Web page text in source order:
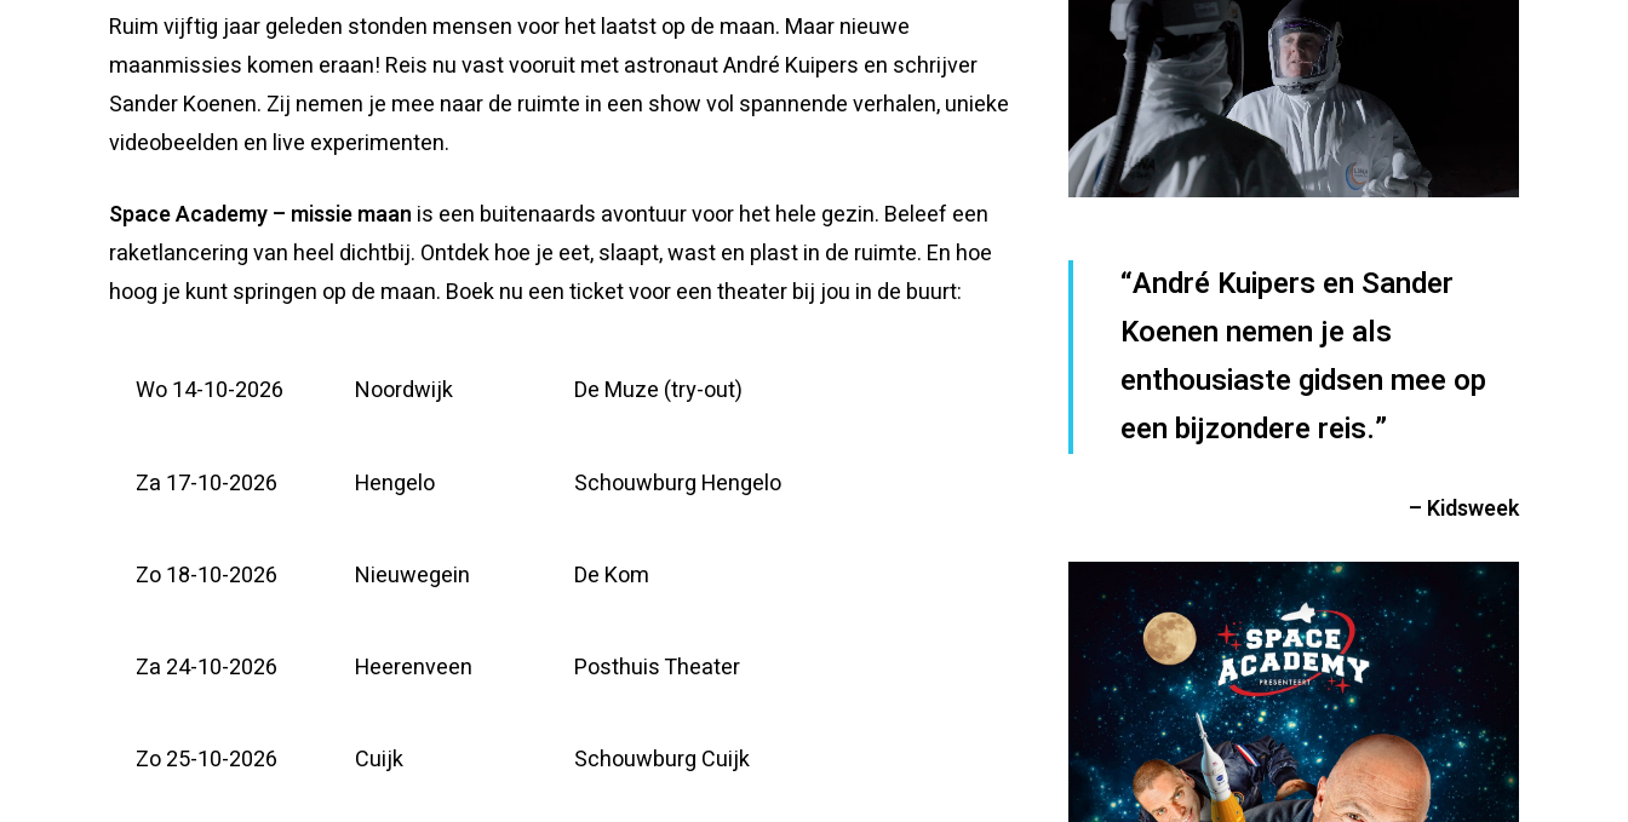
Ruim vijftig jaar geleden stonden mensen voor het laatst op de maan. Maar nieuwe
maanmissies komen eraan! Reis nu vast vooruit met astronaut André Kuipers en schrijver
Sander Koenen. Zij nemen je mee naar de ruimte in een show vol spannende verhalen, unieke
videobeelden en live experimenten.
Space Academy – missie maan is een buitenaards avontuur voor het hele gezin. Beleef een
raketlancering van heel dichtbij. Ontdek hoe je eet, slaapt, wast en plast in de ruimte. En hoe
hoog je kunt springen op de maan. Boek nu een ticket voor een theater bij jou in de buurt:
Wo 14-10-2026 Noordwijk De Muze (try-out)
Za 17-10-2026 Hengelo Schouwburg Hengelo
Zo 18-10-2026 Nieuwegein De Kom
Za 24-10-2026 Heerenveen Posthuis Theater
Zo 25-10-2026 Cuijk Schouwburg Cuijk
“André Kuipers en Sander
Koenen nemen je als
enthousiaste gidsen mee op
een bijzondere reis.”
– Kidsweek